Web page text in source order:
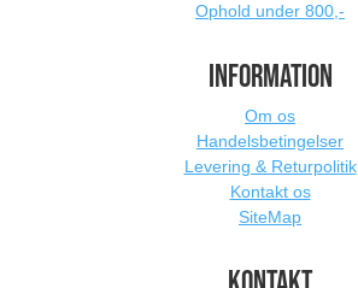
Ophold under 800,-
INFORMATION
Om os
Handelsbetingelser
Levering & Returpolitik
Kontakt os
SiteMap